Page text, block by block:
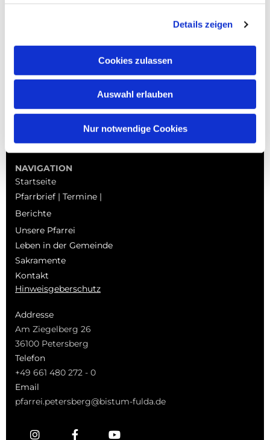
Details zeigen
Cookies zulassen
Auswahl erlauben
Nur notwendige Cookies
NAVIGATION
Startseite
Pfarrbrief | Termine |
Berichte
Unsere Pfarrei
Leben in der Gemeinde
Sakramente
Kontakt
Hinweisgeberschutz
Addresse
Am Ziegelberg 26
36100 Petersberg
Telefon
+49 661 480 272 - 0
Email
pfarrei.petersberg@bistum-fulda.de